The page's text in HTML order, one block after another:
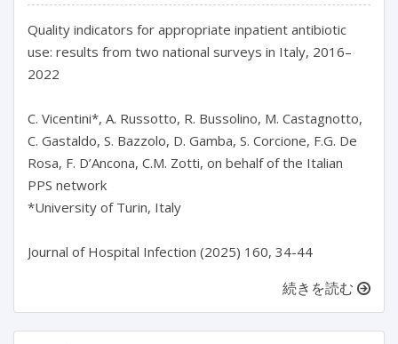
Quality indicators for appropriate inpatient antibiotic
use: results from two national surveys in Italy, 2016–
2022
C. Vicentini*, A. Russotto, R. Bussolino, M. Castagnotto,
C. Gastaldo, S. Bazzolo, D. Gamba, S. Corcione, F.G. De
Rosa, F. D’Ancona, C.M. Zotti, on behalf of the Italian
PPS network
*University of Turin, Italy
続きを読む